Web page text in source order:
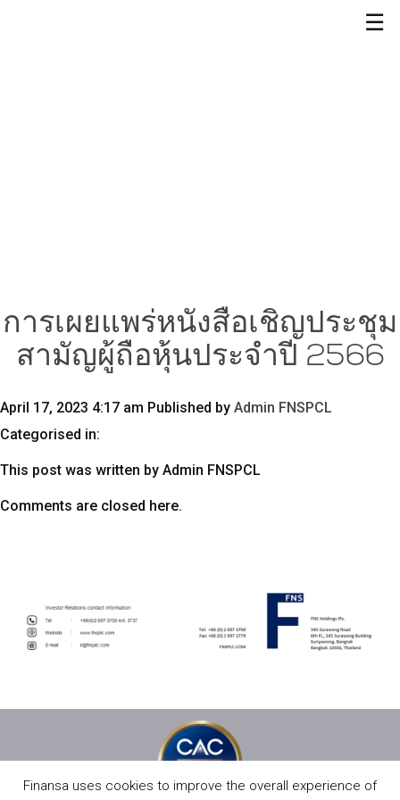
☰
การเผยแพร่หนังสือเชิญประชุม
สามัญผู้ถือหุ้นประจำปี 2566
April 17, 2023 4:17 am Published by Admin FNSPCL
Categorised in:
This post was written by Admin FNSPCL
Comments are closed here.
Finansa uses cookies to improve the overall experience of